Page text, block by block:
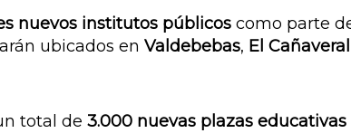
nuevos institutos públicos como parte
ubicados en Valdebebas, El Cañaveral
total de 3.000 nuevas plazas educativas